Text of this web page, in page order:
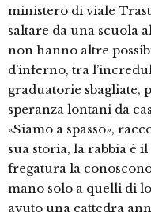
ministero di viale
saltare da una scuola
non hanno altre
d’inferno, tra
graduatorie sbagliate,
speranza lontani da
«Siamo a spasso»,
sua storia, la rabbia è
fregatura la
mano solo a quelli di
avuto una cattedra